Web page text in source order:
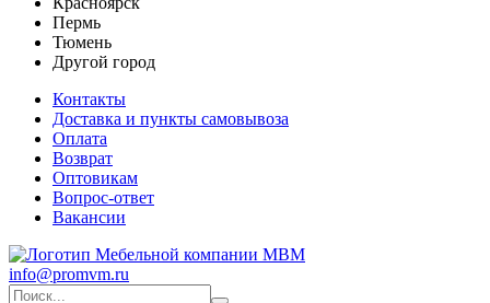
Пермь
Тюмень
Другой город
Контакты
Доставка и пункты самовывоза
Оплата
Возврат
Оптовикам
Вопрос-ответ
Вакансии
info@promvm.ru